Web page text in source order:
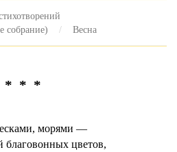
собрание)
Весна
* * *
морями —
благовонных цветов,